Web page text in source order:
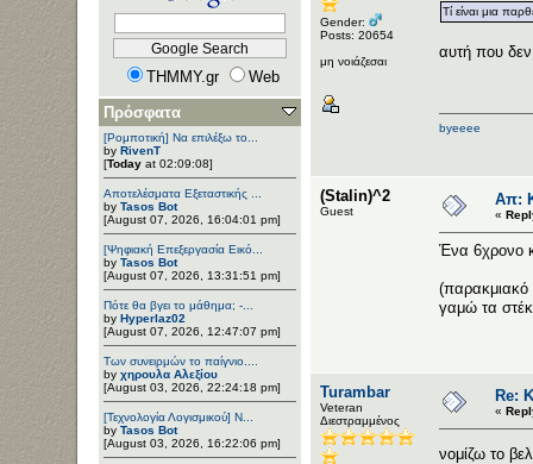
THMMY.gr
Web
Πρόσφατα
[Ρομποτική] Να επιλέξω το...
by RivenT
[Today at 02:09:08]
Αποτελέσματα Εξεταστικής ...
by Tasos Bot
[August 07, 2026, 16:04:01 pm]
[Ψηφιακή Επεξεργασία Εικό...
by Tasos Bot
[August 07, 2026, 13:31:51 pm]
Πότε θα βγει το μάθημα; -...
by Hyperlaz02
[August 07, 2026, 12:47:07 pm]
Των συνειρμών το παίγνιο....
by χηρουλα Αλεξίου
[August 03, 2026, 22:24:18 pm]
[Τεχνολογία Λογισμικού] Ν...
by Tasos Bot
[August 03, 2026, 16:22:06 pm]
Gender:
Posts: 20654
μη νοιάζεσαι
Τί είναι μια
αυτή που
byeeee
(Stalin)^2
Guest
Απ:
«
Ένα 6χρονο
(παρακμιακό
γαμώ τα
Turambar
Veteran
Διεστραμμένος
Re:
«
νομίζω το